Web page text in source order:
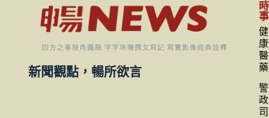
新聞觀點，暢所欲言
時
事
健
康
醫
藥
警
政
司